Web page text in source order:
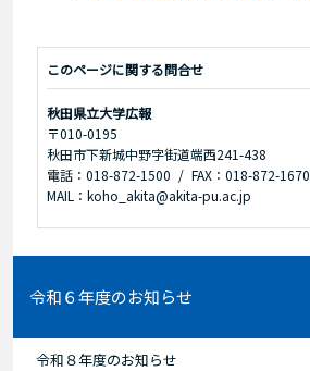
このページに関する問合せ
秋田県立大学広報
〒010-0195
秋田市下新城中野字街道端西241-438
電話：018-872-1500
FAX：018-872-1670
MAIL：koho_akita@akita-pu.ac.jp
令和６年度のお知らせ
令和８年度のお知らせ